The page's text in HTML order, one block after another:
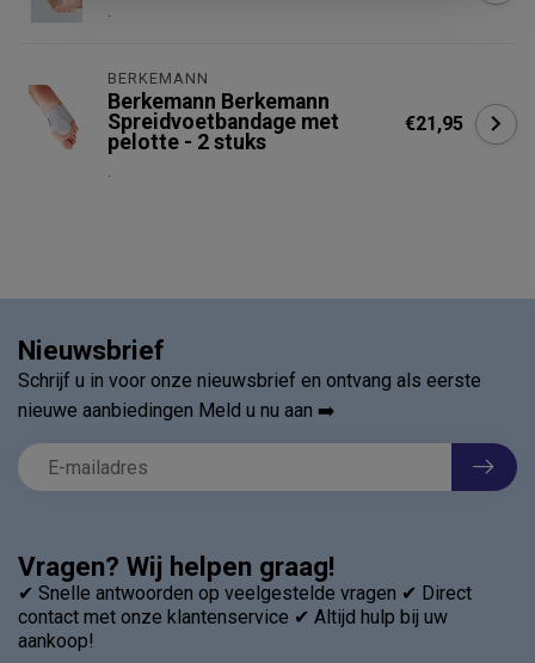
.
BERKEMANN
Berkemann Berkemann
Spreidvoetbandage met
pelotte - 2 stuks
.
€21,95
Vragen? Wij helpen graag!
✔ Snelle antwoorden op veelgestelde vragen ✔ Direct
contact met onze klantenservice ✔ Altijd hulp bij uw
aankoop!
Nieuwsbrief
Schrijf u in voor onze nieuwsbrief en ontvang als eerste
nieuwe aanbiedingen Meld u nu aan ➡️